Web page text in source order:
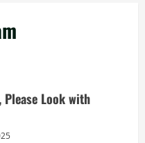
Please Look with